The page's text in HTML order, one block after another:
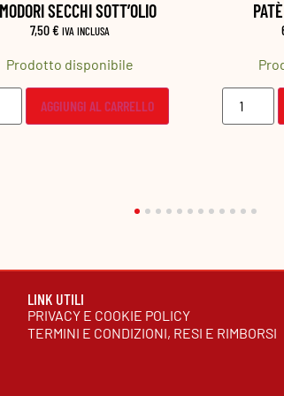
PATÈ DI OLIVE CELLINE
6,80€ IVA INCLUSA
Prodotto disponibile
AGGIUNGI AL CARRELLO
LINK UTILI
PRIVACY E COOKIE POLICY
TERMINI E CONDIZIONI, RESI E RIMBORSI